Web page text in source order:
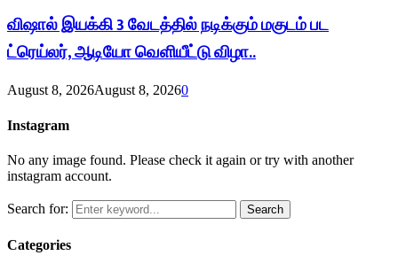
விஷால் இயக்கி 3 வேடத்தில் நடிக்கும் மகுடம் பட
ட்ரெய்லர், ஆடியோ வெளியீட்டு விழா..
August 8, 2026August 8, 20260
Instagram
No any image found. Please check it again or try with another
instagram account.
Search for: Search
Categories